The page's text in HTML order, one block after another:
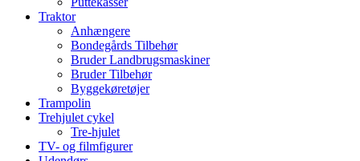
Traktor
Anhængere
Bondegårds Tilbehør
Bruder Landbrugsmaskiner
Bruder Tilbehør
Byggekøretøjer
Trampolin
Trehjulet cykel
Tre-hjulet
TV- og filmfigurer